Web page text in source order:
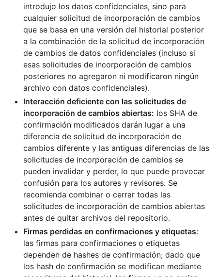
introdujo los datos confidenciales, sino para
cualquier solicitud de incorporación de cambios
que se basa en una versión del historial posterior
a la combinación de la solicitud de incorporación
de cambios de datos confidenciales (incluso si
esas solicitudes de incorporación de cambios
posteriores no agregaron ni modificaron ningún
archivo con datos confidenciales).
Interacción deficiente con las solicitudes de
incorporación de cambios abiertas: los SHA de
confirmación modificados darán lugar a una
diferencia de solicitud de incorporación de
cambios diferente y las antiguas diferencias de las
solicitudes de incorporación de cambios se
pueden invalidar y perder, lo que puede provocar
confusión para los autores y revisores. Se
recomienda combinar o cerrar todas las
solicitudes de incorporación de cambios abiertas
antes de quitar archivos del repositorio.
Firmas perdidas en confirmaciones y etiquetas:
las firmas para confirmaciones o etiquetas
dependen de hashes de confirmación; dado que
los hash de confirmación se modifican mediante